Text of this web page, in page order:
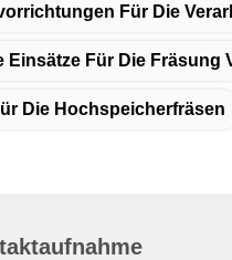
Für Die
Einsätze Für Die Fräsung
Die Hochspeicherfräsen